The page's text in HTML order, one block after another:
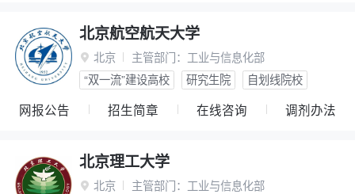
北京航空航天大学
 北京 主管部门： 工业与信息化部
“双一流”建设高校
研究生院 自划线院校
网报公告 招生简章 在线咨询 调剂办法
北京理工大学
 北京 主管部门： 工业与信息化部